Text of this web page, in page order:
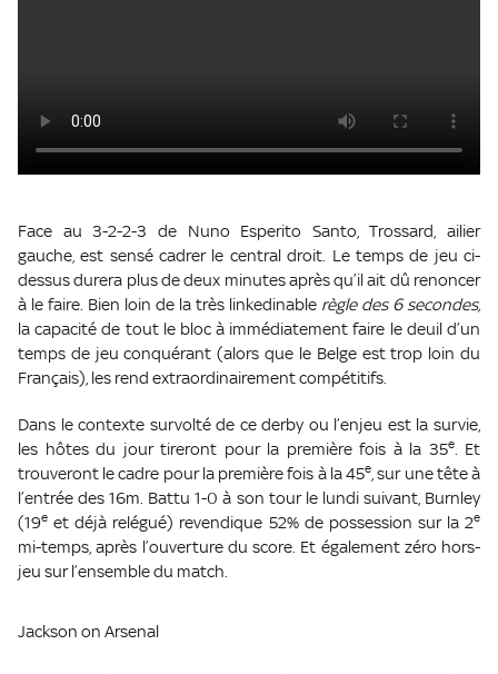
Face au 3-2-2-3 de Nuno Esperito Santo, Trossard, ailier
gauche, est sensé cadrer le central droit. Le temps de jeu ci-
dessus durera plus de deux minutes après qu’il ait dû renoncer
à le faire. Bien loin de la très linkedinable règle des 6 secondes,
la capacité de tout le bloc à immédiatement faire le deuil d’un
temps de jeu conquérant (alors que le Belge est trop loin du
Français), les rend extraordinairement compétitifs.
Dans le contexte survolté de ce derby ou l’enjeu est la survie,
les hôtes du jour tireront pour la première fois à la 35e. Et
trouveront le cadre pour la première fois à la 45e , sur une tête à
l’entrée des 16m. Battu 1-0 à son tour le lundi suivant, Burnley
(19e et déjà relégué) revendique 52% de possession sur la 2e
mi-temps, après l’ouverture du score. Et également zéro hors-
jeu sur l’ensemble du match.
Jackson on Arsenal